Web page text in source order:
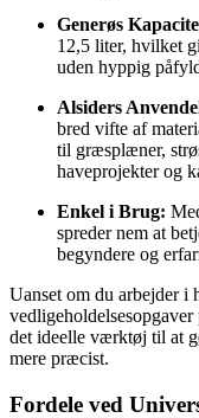
Generøs
12,5 liter, hvilket
uden hyppig
Alsiders
bred vifte af
til græsplæner,
haveprojekter og
Enkel i Brug:
spreder nem at
begyndere og
Uanset om du arbejder i
vedligeholdelsesopgaver
det ideelle værktøj til at
mere præcist.
Fordele ved